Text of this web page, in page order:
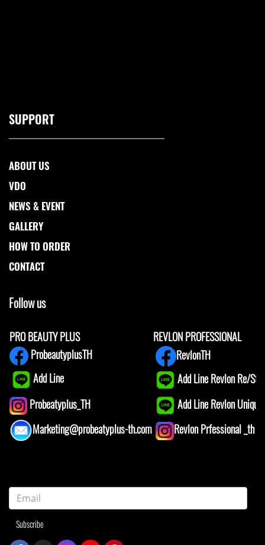
SUPPORT
ABOUT US
VDO
NEWS & EVENT
GALLERY
HOW TO ORDER
CONTACT
Follow us
PRO BEAUTY PLUS
REVLON PROFESSIONAL
ProbeautyplusTH
RevlonTH
Add Line
Add Line Revlon Re/
Probeatyplus_TH
Add Line Revlon
Marketing@probeatyplus-th.com
Revlon Prfessional _th
Subscribe